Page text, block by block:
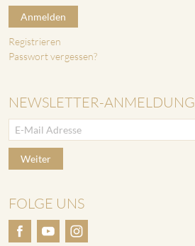
Anmelden
Registrieren
Passwort vergessen?
NEWSLETTER-ANMELDUNG
Weiter
FOLGE UNS